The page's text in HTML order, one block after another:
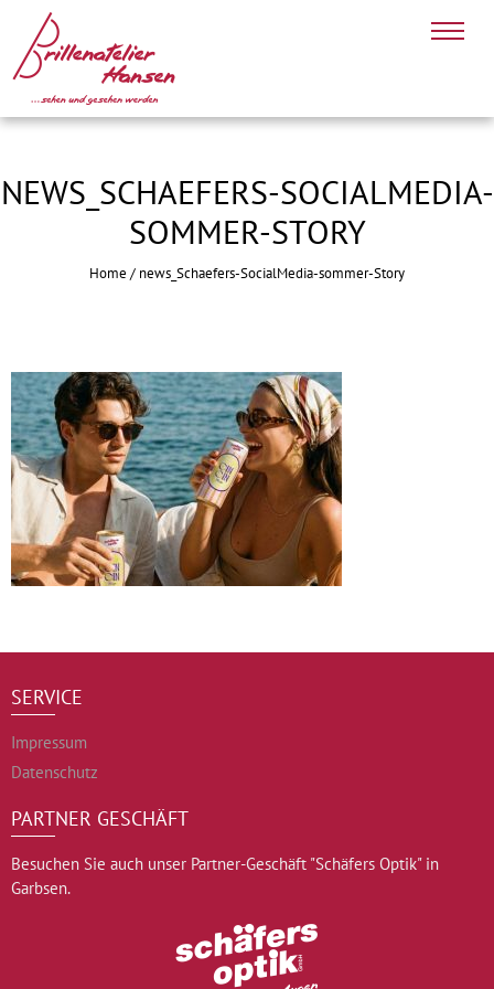
NEWS_SCHAEFERS-SOCIALMEDIA-
SOMMER-STORY
Home / news_Schaefers-SocialMedia-sommer-Story
SERVICE
Impressum
Datenschutz
PARTNER GESCHÄFT
Besuchen Sie auch unser Partner-Geschäft "Schäfers Optik" in
Garbsen.